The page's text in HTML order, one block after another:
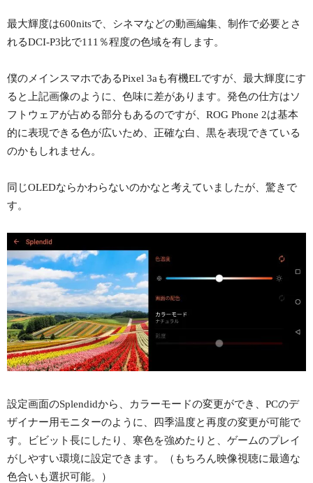
最大輝度は600nitsで、シネマなどの動画編集、制作で必要とさ
れるDCI-P3比で111％程度の色域を有します。
僕のメインスマホであるPixel 3aも有機ELですが、最大輝度にす
ると上記画像のように、色味に差があります。発色の仕方はソ
フトウェアが占める部分もあるのですが、ROG Phone 2は基本
的に表現できる色が広いため、正確な白、黒を表現できている
のかもしれません。
同じOLEDならかわらないのかなと考えていましたが、驚きで
す。
設定画面のSplendidから、カラーモードの変更ができ、PCのデ
ザイナー用モニターのように、四季温度と再度の変更が可能で
す。ビビット長にしたり、寒色を強めたりと、ゲームのプレイ
がしやすい環境に設定できます。（もちろん映像視聴に最適な
色合いも選択可能。）